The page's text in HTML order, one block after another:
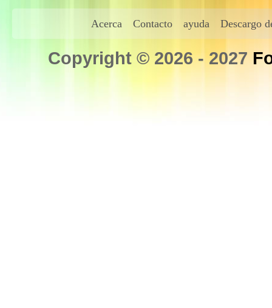
Acerca Contacto ayuda Descargo
Copyright © 2026 - 2027